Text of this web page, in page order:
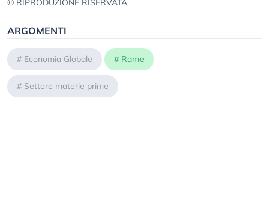
© RIPRODUZIONE RISERVATA
ARGOMENTI
# Economia Globale # Rame
# Settore materie prime